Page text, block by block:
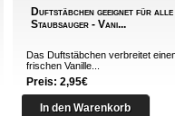
Duftstäbchen geeignet für alle
Staubsauger - Vani...
Das Duftstäbchen verbreitet
frischen Vanille...
Preis: 2,95€
In den Warenkorb